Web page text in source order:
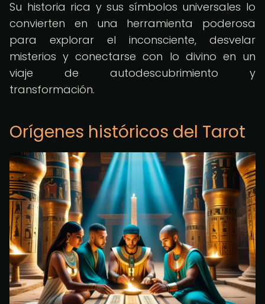
Su historia rica y sus símbolos universales lo
convierten en una herramienta poderosa
para explorar el inconsciente, desvelar
misterios y conectarse con lo divino en un
viaje de autodescubrimiento y
transformación.
Orígenes históricos del Tarot